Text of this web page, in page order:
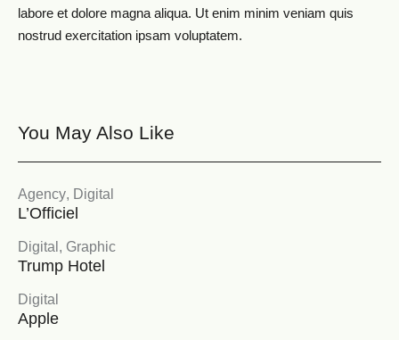
labore et dolore magna aliqua. Ut enim minim veniam quis
nostrud exercitation ipsam voluptatem.
You May Also Like
Agency, Digital
L’Officiel
Digital , Graphic
Trump Hotel
Digital
Apple